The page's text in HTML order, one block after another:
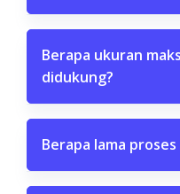
Berapa ukuran
didukung?
Berapa lama proses